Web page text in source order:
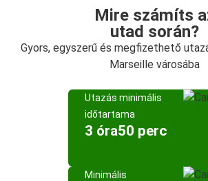
Mire számíts
utad során?
Gyors, egyszerű és megfizethető
Marseille városába
Utazás minimális
időtartama
3 óra50 perc
Minimális